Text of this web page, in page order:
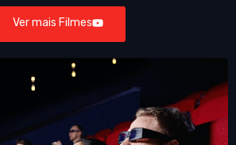
Ver mais Filmes